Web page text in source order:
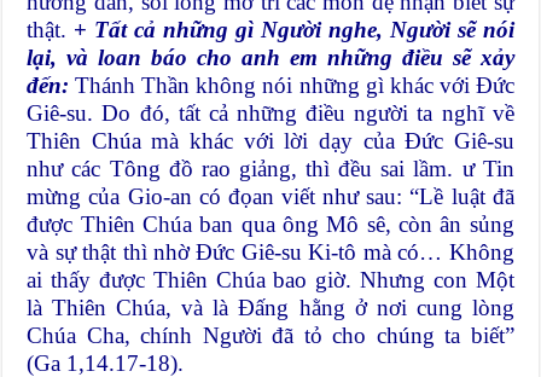
thật. + Tất cả những gì Người nghe, Người sẽ nói
lại, và loan báo cho anh em những điều sẽ xảy
đến:Thánh Thần không nói những gì khác với Đức
Giê-su. Do đó, tất cả những điều người ta nghĩ về
Thiên Chúa mà khác với lời dạy của Đức Giê-su
như các Tông đồ rao giảng, thì đều sai lầm. ư Tin
mừng của Gio-an có đọan viết như sau: “Lề luật đã
được Thiên Chúa ban qua ông Mô sê, còn ân sủng
và sự thật thì nhờ Đức Giê-su Ki-tô mà có… Không
ai thấy được Thiên Chúa bao giờ. Nhưng con Một
là Thiên Chúa, và là Đấng hằng ở nơi cung lòng
Chúa Cha, chính Người đã tỏ cho chúng ta biết”
(Ga 1,14.17-18).